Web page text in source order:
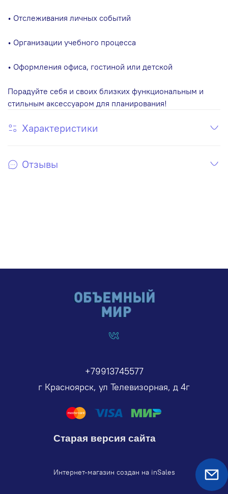
• Отслеживания личных событий
• Организации учебного процесса
• Оформления офиса, гостиной или детской
Порадуйте себя и своих близких функциональным и
стильным аксессуаром для планирования!
Характеристики
Отзывы
+79913745577
г Красноярск, ул Телевизорная, д 4г
Старая версия сайта
Интернет-магазин создан на inSales